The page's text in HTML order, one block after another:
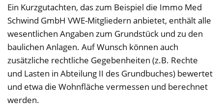
Ein Kurzgutachten, das zum Beispiel die Immo Med
Schwind GmbH VWE-Mitgliedern anbietet, enthält alle
wesentlichen Angaben zum Grundstück und zu den
baulichen Anlagen. Auf Wunsch können auch
zusätzliche rechtliche Gegebenheiten (z.B. Rechte
und Lasten in Abteilung II des Grundbuches) bewertet
und etwa die Wohnfläche vermessen und berechnet
werden.